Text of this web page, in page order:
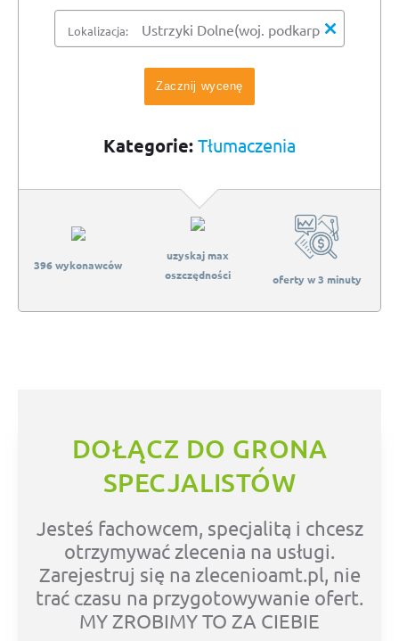
Lokalizacja:
Zacznij wycenę
Kategorie: Tłumaczenia
396 wykonawców
uzyskaj max
oszczędności
oferty w 3 minuty
DOŁĄCZ DO GRONA
SPECJALISTÓW
Jesteś fachowcem, specjalitą i chcesz
otrzymywać zlecenia na usługi.
Zarejestruj się na zlecenioamt.pl, nie
trać czasu na przygotowywanie ofert.
MY ZROBIMY TO ZA CIEBIE